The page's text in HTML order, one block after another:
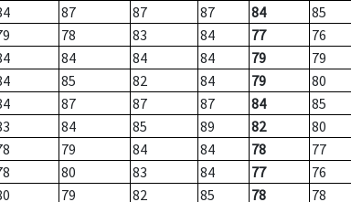
87 87 87 84
85
78 83 84 77
76
84 84 84 79
79
85 82 84 79
80
87 87 87 84
85
84 85 89 82
80
79 84 84 78
77
80 83 84 77
76
79 82 85 78 78